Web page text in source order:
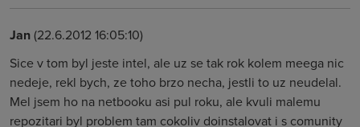
Jan(22.6.2012 16:05:10)
Sice v tom byl jeste intel, ale uz se tak rok kolem meega nic
nedeje, rekl bych, ze toho brzo necha, jestli to uz neudelal.
Mel jsem ho na netbooku asi pul roku, ale kvuli malemu
repozitari byl problem tam cokoliv doinstalovat i s comunity